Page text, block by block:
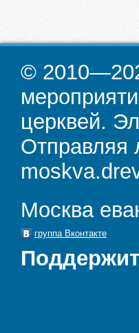
©
церквей.
Отправляя
Москва
группа Вконтакте